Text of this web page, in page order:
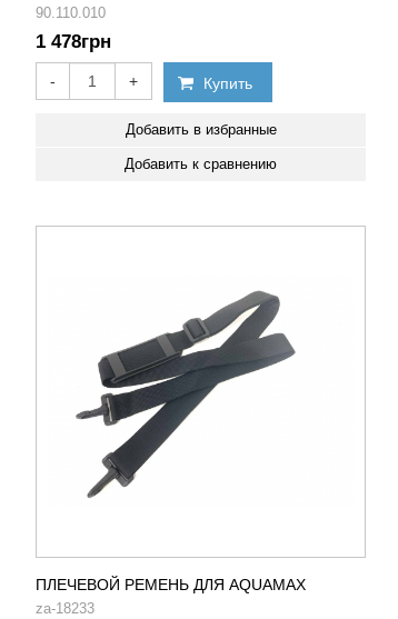
90.110.010
1 478грн
- + Купить
Добавить в избранные
Добавить к сравнению
ПЛЕЧЕВОЙ РЕМЕНЬ ДЛЯ AQUAMAX
za-18233